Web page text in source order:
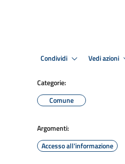
Condividi Vedi azioni
Categorie:
Comune
Argomenti:
Accesso all'informazione